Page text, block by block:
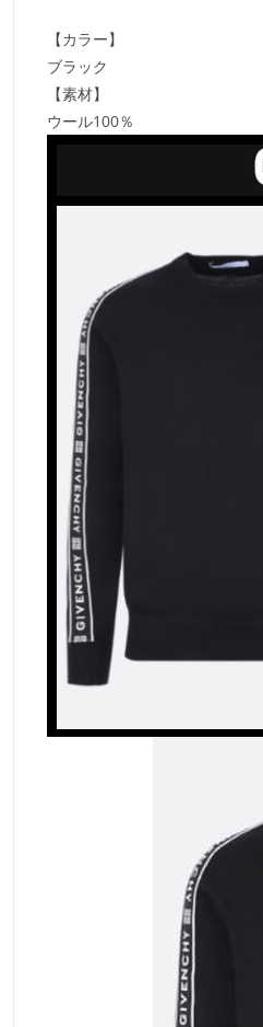
【カラー】
ブラック
【素材】
ウール100％